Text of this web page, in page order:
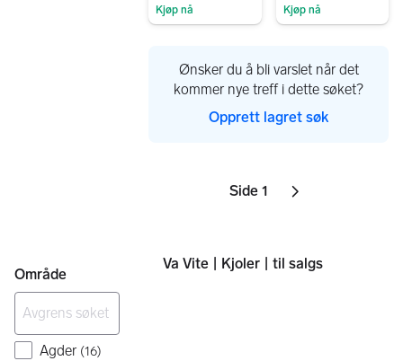
Område
Agder (16)
Kjøp nå
Kjøp nå
Ønsker du å bli varslet når det
kommer nye treff i dette søket?
Opprett lagret søk
Sider
Side 1 Neste side
ikon
Va Vite | Kjoler | til salgs